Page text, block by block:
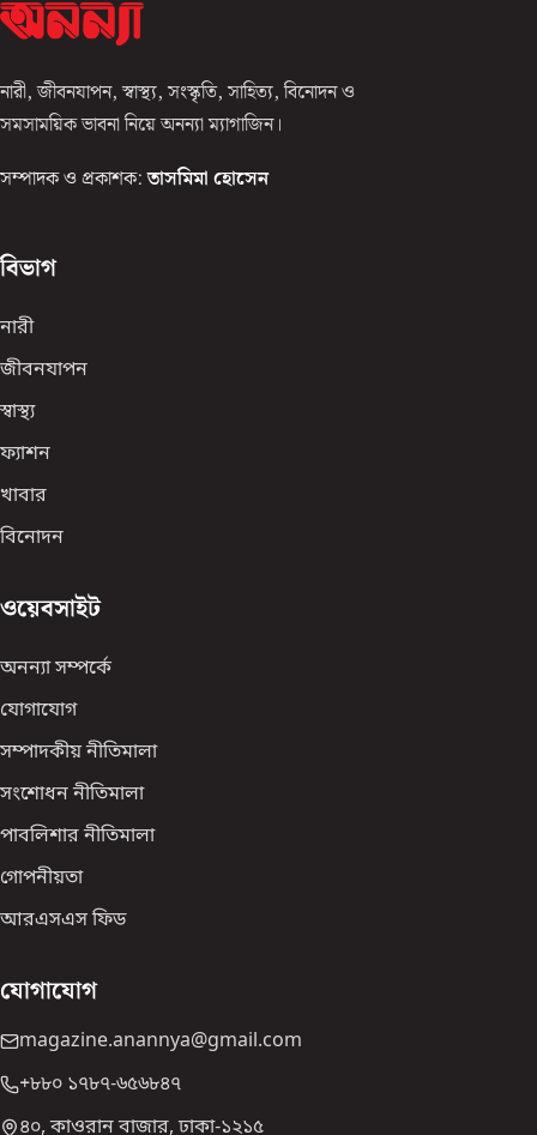
নারী, জীবনযাপন, স্বাস্থ্য, সংস্কৃতি, সাহিত্য, বিনোদন ও
সমসাময়িক ভাবনা নিয়ে অনন্যা ম্যাগাজিন।
সম্পাদক ও প্রকাশক: তাসমিমা হোসেন
বিভাগ
নারী
জীবনযাপন
স্বাস্থ্য
ফ্যাশন
খাবার
বিনোদন
ওয়েবসাইট
অনন্যা সম্পর্কে
যোগাযোগ
সম্পাদকীয় নীতিমালা
সংশোধন নীতিমালা
পাবলিশার নীতিমালা
গোপনীয়তা
আরএসএস ফিড
যোগাযোগ
magazine.anannya@gmail.com
+৮৮০ ১৭৮৭-৬৫৬৮৪৭
৪০, কাওরান বাজার, ঢাকা-১২১৫